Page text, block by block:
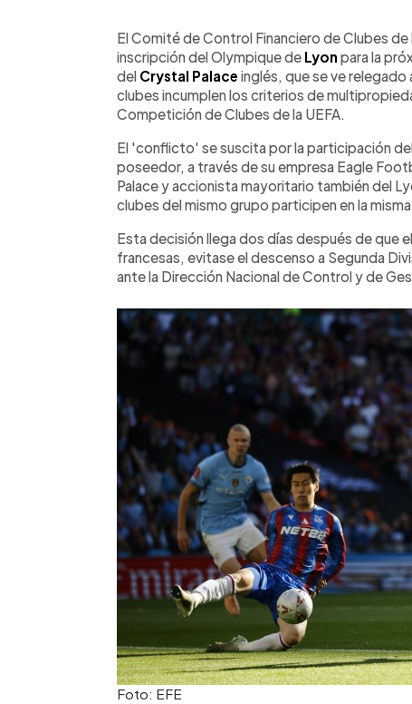
► Escuchar artículo
El Comité de Control Financiero de Clubes de
inscripción del Olympique de Lyon para la
del Crystal Palace inglés, que se ve relegado
clubes incumplen los criterios de
Competición de Clubes de la UEFA.
El 'conflicto' se suscita por la participación
poseedor, a través de su empresa Eagle
Palace y accionista mayoritario también del
clubes del mismo grupo participen en la
Esta decisión llega dos días después de que
francesas, evitase el descenso a Segunda
ante la Dirección Nacional de Control y de
Foto: EFE